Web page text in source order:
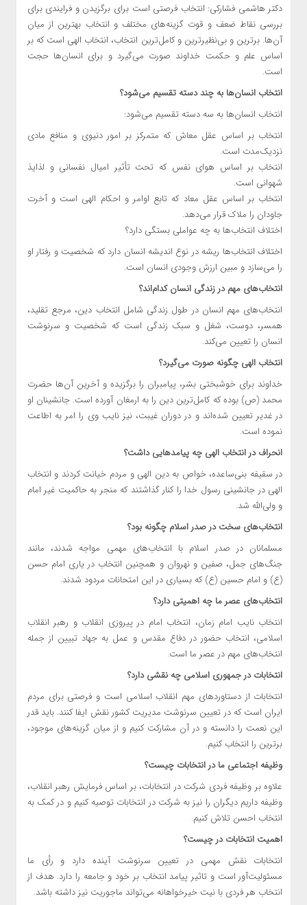
دکتر هاشمی فشارکی: انتخاب فرصتی است برای برگزیدن و فرایندی برای
بررسی نقاط ضعف و قوت گزینه‌های مختلف و انتخاب بهترین از میان
آن‌ها. برترین و بی‌نظیرترین و کامل‌ترین انتخاب، انتخاب الهی است که بر
اساس علم و حکمت خداوند صورت می‌گیرد و برای انسان‌ها حجت
است.
انتخاب انسان‌ها به چند دسته تقسیم می‌شود؟
انتخاب انسان‌ها به سه دسته تقسیم می‌شود:
انتخاب بر اساس عقل معاش که متمرکز بر امور دنیوی و منافع مادی
نزدیک‌مدت است.
انتخاب بر اساس هوای نفس که تحت تأثیر امیال نفسانی و لذایذ
شهوانی است.
انتخاب بر اساس عقل معاد که تابع اوامر و احکام الهی است و آخرت
جاودان را ملاک قرار می‌دهد.
اختلاف انتخاب‌ها به چه عواملی بستگی دارد؟
اختلاف انتخاب‌ها ریشه در نوع اندیشه انسان دارد که شخصیت و رفتار او
را می‌سازد و مبین ارزش وجودی انسان است.
انتخاب‌های مهم در زندگی انسان کدام‌اند؟
انتخاب‌های مهم انسان در طول زندگی شامل انتخاب دین، مرجع تقلید،
همسر، دوست، شغل و سبک زندگی است که شخصیت و سرنوشت
انسان را تعیین می‌کند.
انتخاب الهی چگونه صورت می‌گیرد؟
خداوند برای خوشبختی بشر، پیامبران را برگزیده و آخرین آن‌ها حضرت
محمد (ص) بوده که کامل‌ترین دین را به ارمغان آورده است. جانشینان او
در غدیر تعیین شده‌اند و در دوران غیبت، نیز نایب وی را امر به اطاعت
نموده است.
انحراف در انتخاب الهی چه پیامدهایی داشت؟
در سقیفه بنی‌ساعده، خواص به دین الهی و مردم خیانت کردند و انتخاب
الهی در جانشینی رسول خدا را کنار گذاشتند که منجر به حاکمیت غیر امام
و ولی‌الله شد.
انتخاب‌های سخت در صدر اسلام چگونه بود؟
مسلمانان در صدر اسلام با انتخاب‌های مهمی مواجه شدند، مانند
جنگ‌های جمل، صفین و نهروان و همچنین انتخاب در یاری امام حسن
(ع) و امام حسین (ع) که بسیاری در این امتحانات مردود شدند.
انتخاب‌های عصر ما چه اهمیتی دارد؟
انتخاب نایب امام زمان، انتخاب امام در پیروزی انقلاب و رهبر انقلاب
اسلامی، انتخاب حضور در دفاع مقدس و عمل به جهاد تبیین از جمله
انتخاب‌های مهم در عصر ما است.
انتخابات در جمهوری اسلامی چه نقشی دارد؟
انتخابات از دستاوردهای مهم انقلاب اسلامی است و فرصتی برای مردم
ایران است که در تعیین سرنوشت مدیریت کشور نقش ایفا کنند. باید قدر
این نعمت را دانسته و در آن مشارکت کنیم و از میان گزینه‌های موجود،
برترین را انتخاب کنیم.
وظیفه اجتماعی ما در انتخابات چیست؟
علاوه بر وظیفه فردی شرکت در انتخابات، بر اساس فرمایش رهبر انقلاب،
وظیفه داریم دیگران را نیز به شرکت در انتخابات توصیه کنیم و در کمک به
انتخاب احسن تلاش کنیم.
اهمیت انتخابات در چیست؟
انتخابات نقش مهمی در تعیین سرنوشت آینده دارد و رأی ما
مسئولیت‌آور است و تاثیر پیامد انتخاب بر خود و جامعه را دارد. هدف از
انتخاب هر فردی با نیت خیرخواهانه می‌تواند ماجوریت نیز داشته باشد.